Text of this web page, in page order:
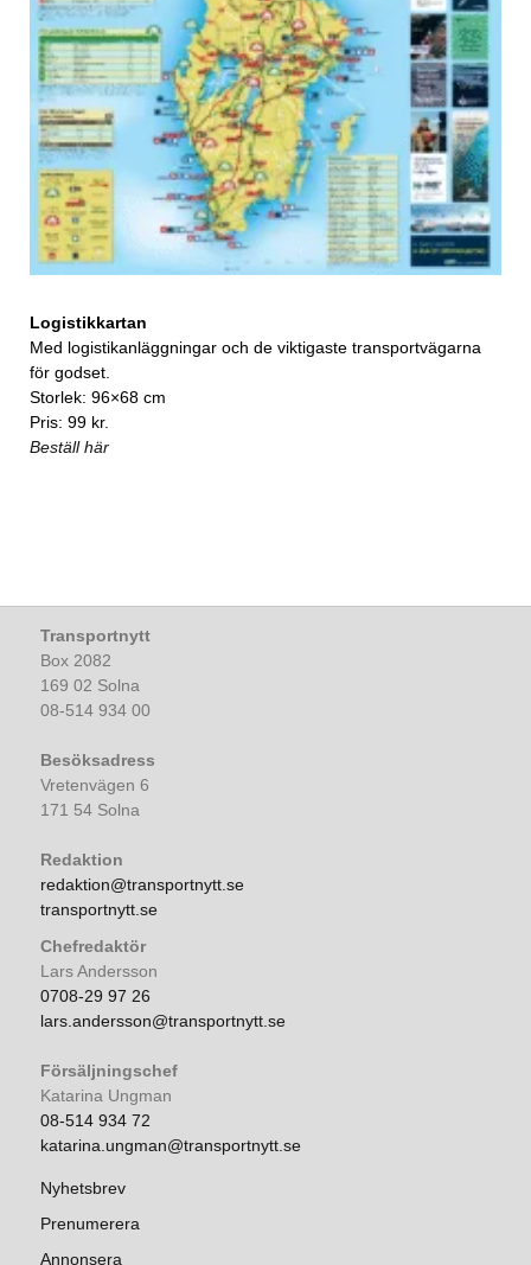
Logistikkartan
Med logistikanläggningar och de viktigaste transportvägarna
för godset.
Storlek: 96×68 cm
Pris: 99 kr.
Beställ här
Transportnytt
Box 2082
169 02 Solna
08-514 934 00
Besöksadress
Vretenvägen 6
171 54 Solna
Redaktion
redaktion@transportnytt.se
transportnytt.se
Chefredaktör
Lars Andersson
0708-29 97 26
lars.andersson@transportnytt.se
Försäljningschef
Katarina Ungman
08-514 934 72
katarina.ungman@transportnytt.se
Nyhetsbrev
Prenumerera
Annonsera